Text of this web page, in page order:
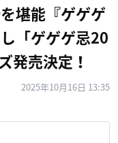
堪能『ゲゲゲ
「ゲゲゲ忌20
発売決定！
2025年10月16日 13:35